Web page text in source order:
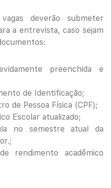
deverão submeter
a entrevista, caso sejam
preenchida e
de Identificação;
de Pessoa Física (CPF);
Escolar atualizado;
no semestre atual da
rendimento acadêmico